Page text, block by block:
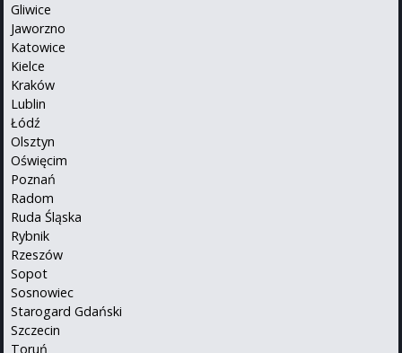
Gliwice
Jaworzno
Katowice
Kielce
Kraków
Lublin
Łódź
Olsztyn
Oświęcim
Poznań
Radom
Ruda Śląska
Rybnik
Rzeszów
Sopot
Sosnowiec
Starogard Gdański
Szczecin
Toruń